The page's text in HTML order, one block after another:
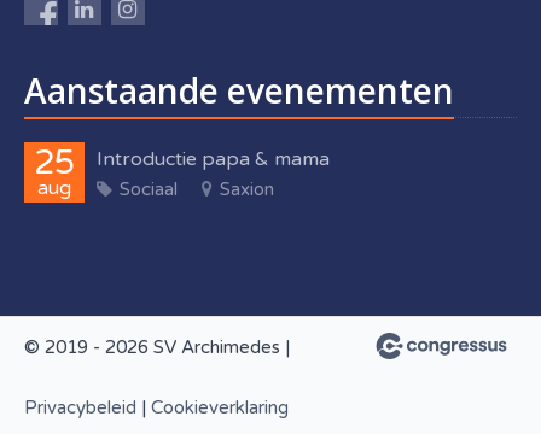
Aanstaande evenementen
25
aug
Introductie papa & mama
Sociaal Saxion
© 2019 - 2026 SV Archimedes |
Privacybeleid | Cookieverklaring